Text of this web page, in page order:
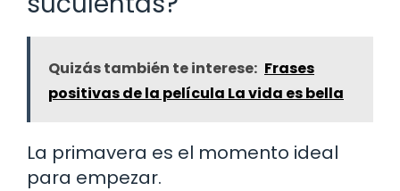
Quizás también te interese: Frases
positivas de la película La vida es bella
La primavera es el momento ideal
para empezar.